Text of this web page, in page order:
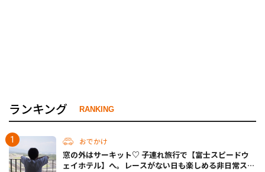
ランキング RANKING
おでかけ
窓の外はサーキット♡ 子連れ旅行で【富士スピードウ
ェイホテル】へ。レースがない日も楽しめる非日常ステ